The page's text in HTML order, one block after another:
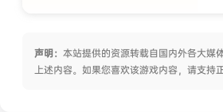
声明： 本站提供的资源转载自国内外各大媒
上述内容。如果您喜欢该游戏内容，请支